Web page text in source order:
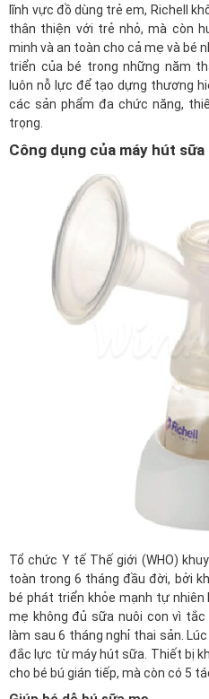
lĩnh vựcđồ dùng trẻ em, Richell
thân thiện với trẻ nhỏ, mà còn
minh và an toàn cho cả mẹ và bé
triển của bé trong những năm
luôn nỗ lực để tạo dựng thương
các sản phẩm đa chức năng,
trọng.
Công dụng của máy hút
Tổ chức Y tế Thế giới (WHO)
toàn trong 6 tháng đầu đời, bởi
bé phát triển khỏe mạnh tự
mẹ không đủ sữa nuôi con vì
làm sau 6 tháng nghỉ thai sản.
đắc lực từ máy hút sữa. Thiết bị
cho bé bú gián tiếp, mà còn có 5